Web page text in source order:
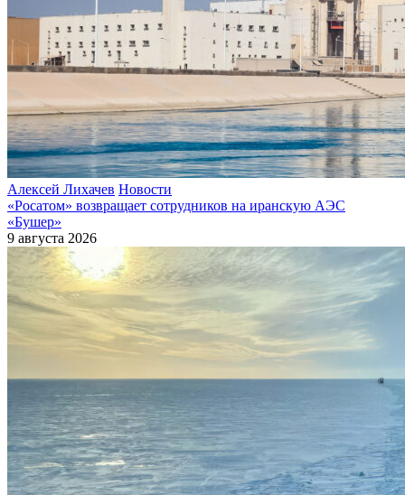
Алексей Лихачев Новости
«Росатом» возвращает сотрудников на иранскую АЭС
«Бушер»
9 августа 2026